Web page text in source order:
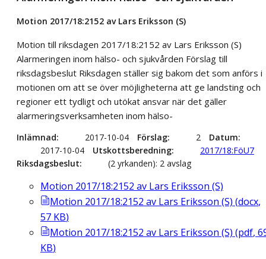
Motion 2017/18:2152 av Lars Eriksson (S)
Motion till riksdagen 2017/18:2152 av Lars Eriksson (S)
Alarmeringen inom hälso- och sjukvården Förslag till
riksdagsbeslut Riksdagen ställer sig bakom det som anförs i
motionen om att se över möjligheterna att ge landsting och
regioner ett tydligt och utökat ansvar när det gäller
alarmeringsverksamheten inom hälso-
Inlämnad 2017-10-04 Förslag 2
Datum
2017-10-04
Utskottsberedning
2017/18:FöU7
Riksdagsbeslut
(2 yrkanden): 2 avslag
Motion 2017/18:2152 av Lars Eriksson (S)
Motion 2017/18:2152 av Lars Eriksson (S) (docx,
57 KB)
Motion 2017/18:2152 av Lars Eriksson (S) (pdf,
KB)